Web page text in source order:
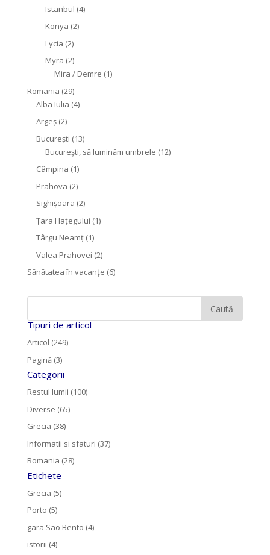
Istanbul (4)
Konya (2)
Lycia (2)
Myra (2)
Mira / Demre (1)
Romania (29)
Alba Iulia (4)
Argeș(2)
București (13)
București, să luminăm umbrele (12)
Câmpina (1)
Prahova (2)
Sighişoara (2)
Țara Hațegului (1)
Târgu Neamţ(1)
Valea Prahovei (2)
Sănătatea în vacanțe (6)
Tipuri de articol
Articol (249)
Pagină (3)
Categorii
Restul lumii (100)
Diverse (65)
Grecia (38)
Informatii si sfaturi (37)
Romania (28)
Etichete
Grecia (5)
Porto (5)
gara Sao Bento (4)
istorii (4)